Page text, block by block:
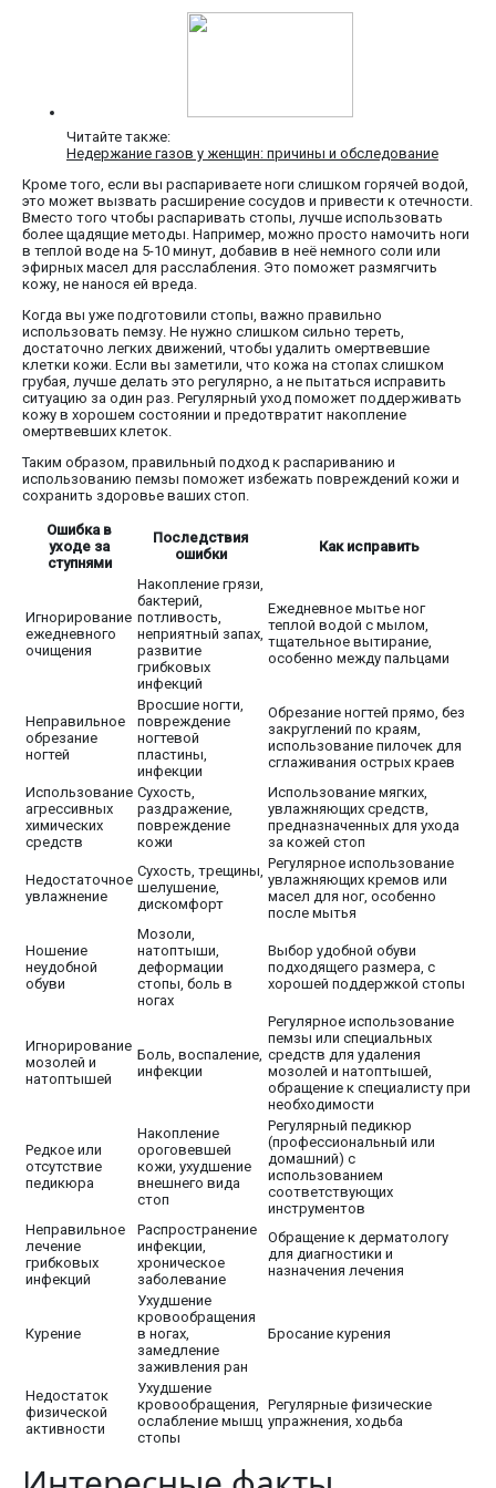
Читайте также:
Недержание газов у женщин: причины и обследование
Кроме того, если вы распариваете ноги слишком горячей водой,
это может вызвать расширение сосудов и привести к отечности.
Вместо того чтобы распаривать стопы, лучше использовать
более щадящие методы. Например, можно просто намочить ноги
в теплой воде на 5-10 минут, добавив в неё немного соли или
эфирных масел для расслабления. Это поможет размягчить
кожу, не нанося ей вреда.
Когда вы уже подготовили стопы, важно правильно
использовать пемзу. Не нужно слишком сильно тереть,
достаточно легких движений, чтобы удалить омертвевшие
клетки кожи. Если вы заметили, что кожа на стопах слишком
грубая, лучше делать это регулярно, а не пытаться исправить
ситуацию за один раз. Регулярный уход поможет поддерживать
кожу в хорошем состоянии и предотвратит накопление
омертвевших клеток.
Таким образом, правильный подход к распариванию и
использованию пемзы поможет избежать повреждений кожи и
сохранить здоровье ваших стоп.
Ошибка в
уходе за
ступнями
Последствия
ошибки
Как исправить
Игнорирование
ежедневного
очищения
Накопление грязи,
бактерий,
потливость,
неприятный запах,
развитие
грибковых
инфекций
Ежедневное мытье ног
теплой водой с мылом,
тщательное вытирание,
особенно между пальцами
Неправильное
обрезание
ногтей
Вросшие ногти,
повреждение
ногтевой
пластины,
инфекции
Обрезание ногтей прямо, без
закруглений по краям,
использование пилочек для
сглаживания острых краев
Использование
агрессивных
химических
средств
Сухость,
раздражение,
повреждение
кожи
Использование мягких,
увлажняющих средств,
предназначенных для ухода
за кожей стоп
Недостаточное
увлажнение
Сухость, трещины,
шелушение,
дискомфорт
Регулярное использование
увлажняющих кремов или
масел для ног, особенно
после мытья
Ношение
неудобной
обуви
Мозоли,
натоптыши,
деформации
стопы, боль в
ногах
Выбор удобной обуви
подходящего размера, с
хорошей поддержкой стопы
Игнорирование
мозолей и
натоптышей
Боль, воспаление,
инфекции
Регулярное использование
пемзы или специальных
средств для удаления
мозолей и натоптышей,
обращение к специалисту при
необходимости
Редкое или
отсутствие
педикюра
Накопление
ороговевшей
кожи, ухудшение
внешнего вида
стоп
Регулярный педикюр
(профессиональный или
домашний) с
использованием
соответствующих
инструментов
Неправильное
лечение
грибковых
инфекций
Распространение
инфекции,
хроническое
заболевание
Обращение к дерматологу
для диагностики и
назначения лечения
Курение
Ухудшение
кровообращения
в ногах,
замедление
заживления ран
Бросание курения
Недостаток
физической
активности
Ухудшение
кровообращения,
ослабление мышц
стопы
Регулярные физические
упражнения, ходьба